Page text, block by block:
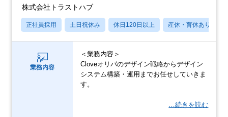
株式会社トラストハブ
正社員採用 土日祝休み 休日120日以上 産休・育休あり
業務内容
＜業務内容＞
Cloveオリパのデザイン戦略からデザイン
システム構築・運用までお任せしていきま
す。
…続きを読む